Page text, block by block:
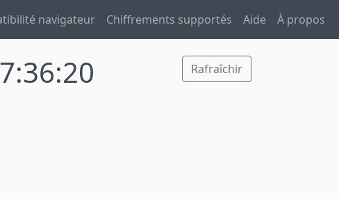
navigateur Chiffrements supportés Aide À propos
Rafraîchir